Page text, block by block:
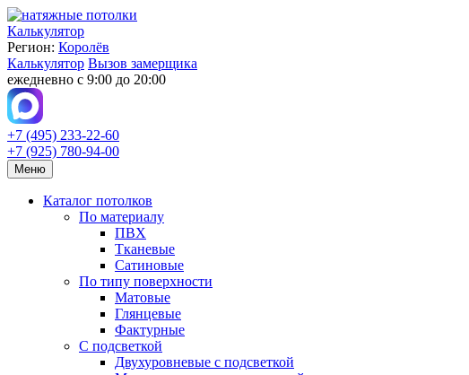
Калькулятор
Регион: Королёв
Калькулятор Вызов замерщика
ежедневно с 9:00 до 20:00
+7 (495) 233-22-60
+7 (925) 780-94-00
Меню
Каталог потолков
По материалу
ПВХ
Тканевые
Сатиновые
По типу поверхности
Матовые
Глянцевые
Фактурные
С подсветкой
Двухуровневые с подсветкой